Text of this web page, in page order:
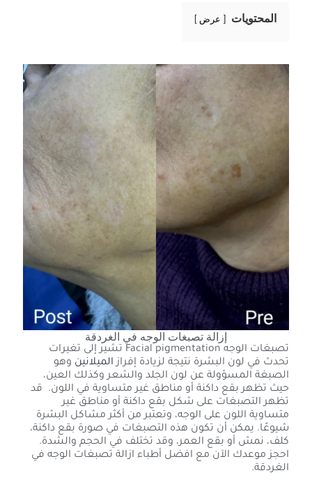
المحتويات عرض
إزالة تصبغات الوجه في الغردقة
تصبغات الوجه Facial pigmentation تشير إلى تغيرات
تحدث في لون البشرة نتيجة لزيادة إفراز الميلانين وهو
الصبغة المسؤولة عن لون الجلد والشعر وكذلك العين،
حيث تظهر بقع داكنة أو مناطق غير متساوية في اللون. قد
تظهر التصبغات على شكل بقع داكنة أو مناطق غير
متساوية اللون على الوجه، وتعتبر من أكثر مشاكل البشرة
شيوعًا. يمكن أن تكون هذه التصبغات في صورة بقع داكنة،
كلف، نمش أو بقع العمر، وقد تختلف في الحجم والشدة.
احجز موعدك الآن مع افضل أطباء ازالة تصبغات الوجه في
الغردقة.